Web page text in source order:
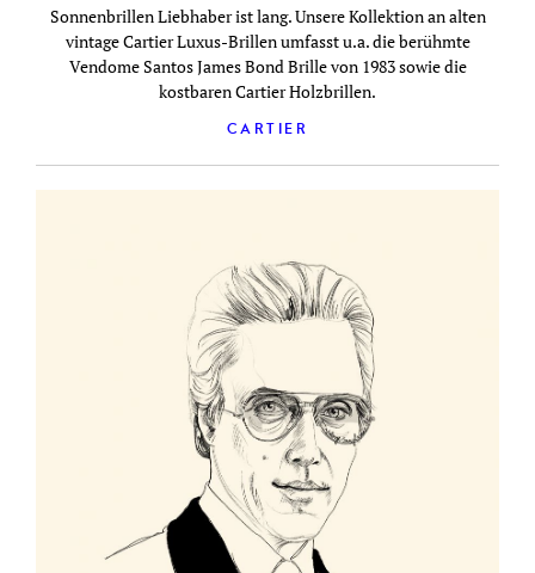
Sonnenbrillen Liebhaber ist lang. Unsere Kollektion an alten
vintage Cartier Luxus-Brillen umfasst u.a. die berühmte
Vendome Santos James Bond Brille von 1983 sowie die
kostbaren Cartier Holzbrillen.
CARTIER